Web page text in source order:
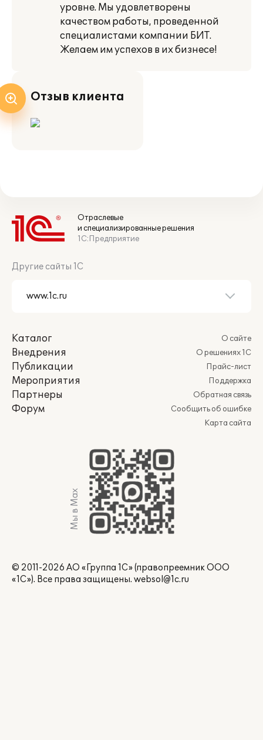
уровне. Мы удовлетворены
качеством работы, проведенной
специалистами компании БИТ.
Желаем им успехов в их бизнесе!
Отзыв клиента
Отраслевые
и специализированные решения
1С:Предприятие
Другие сайты 1С
Каталог
Внедрения
Публикации
Мероприятия
Партнеры
Форум
О сайте
О решениях 1С
Прайс-лист
Поддержка
Обратная связь
Сообщить об ошибке
Карта сайта
Мы в Max
© 2011-2026 АО «Группа 1С» (правопреемник ООО
«1С»). Все права защищены. websol@1c.ru